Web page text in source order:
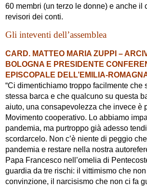
60 membri (un terzo le donne) e anche il
revisori dei conti.
Gli inteventi dell’assemblea
CARD. MATTEO MARIA ZUPPI –
BOLOGNA E PRESIDENTE
EPISCOPALE DELL’EMILIA-
“Ci dimentichiamo troppo facilmente che
stessa barca e che qualcuno su questa
aiuto, una consapevolezza che invece è
Movimento cooperativo. Lo abbiamo
pandemia, ma purtroppo già adesso
scordarcelo. Non c’è niente di peggio
pandemia e restare nella nostra
Papa Francesco nell’omelia di
guardia da tre rischi: il vittimismo che
convinzione, il narcisismo che non ci fa